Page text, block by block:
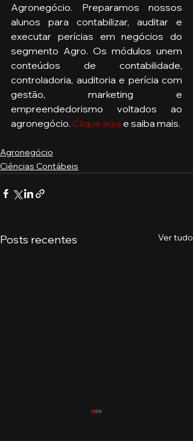
Agronegócio. Preparamos nossos
alunos para contabilizar, auditar e
executar perícias em negócios do
segmento Agro. Os módulos unem
conteúdos de contabilidade,
controladoria, auditoria e perícia com
gestão, marketing e
empreendedorismo voltados ao
agronegócio. Clique aqui e saiba mais.
Agronegócio
Ciências Contábeis
Posts recentes Ver tudo